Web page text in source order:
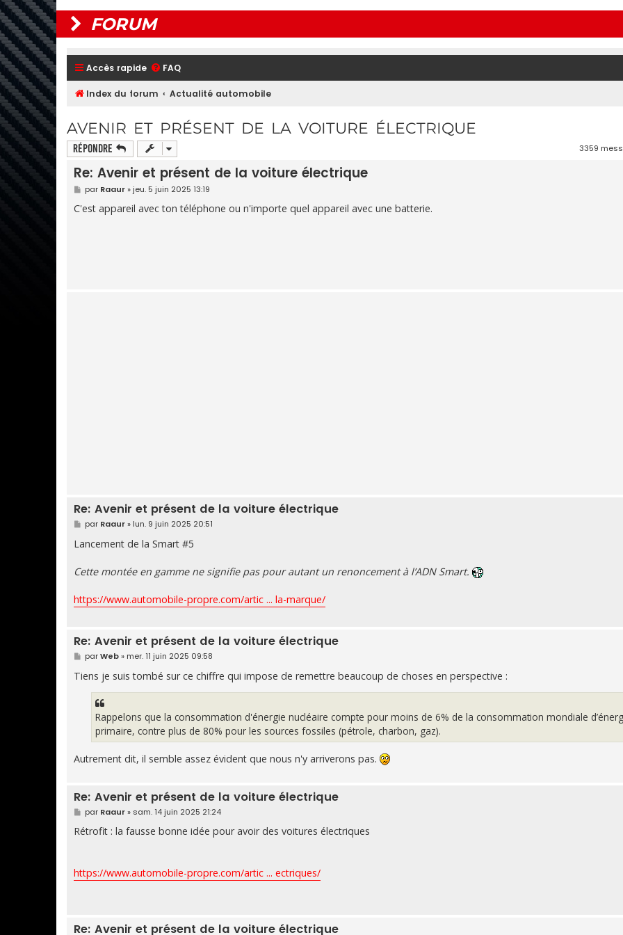
FORUM
Accès rapide FAQ
Index du forum Actualité automobile
AVENIR ET PRÉSENT DE LA VOITURE ÉLECTRIQUE
Répondre 3359
Re: Avenir et présent de la voiture électrique
M
e
s
s
par Raaur» jeu. 5 juin 2025 13:19
C'est appareil avec ton téléphone ou n'importe quel appareil avec une batterie.
Re: Avenir et présent de la voiture électrique
M
e
s
s
g
e
par Raaur» lun. 9 juin 2025 20:51
Lancement de la Smart #5
Cette montée en gamme ne signifie pas pour autant un renoncement à l’ADN Smart.
https://www.automobile-propre.com/artic ... la-marque/
Re: Avenir et présent de la voiture électrique
M
e
s
s
parWeb» mer. 11 juin 2025 09:58
Tiens je suis tombé sur ce chiffre qui impose de remettre beaucoup de choses en perspective :
Rappelons que la consommation d'énergie nucléaire compte pour moins de 6% de la consommation mondiale
primaire, contre plus de 80% pour les sources fossiles (pétrole, charbon, gaz).
Autrement dit, il semble assez évident que nous n'y arriverons pas.
Re: Avenir et présent de la voiture électrique
M
e
s
s
par Raaur» sam. 14 juin 2025 21:24
Rétrofit : la fausse bonne idée pour avoir des voitures électriques
https://www.automobile-propre.com/artic ... ectriques/
Re: Avenir et présent de la voiture électrique